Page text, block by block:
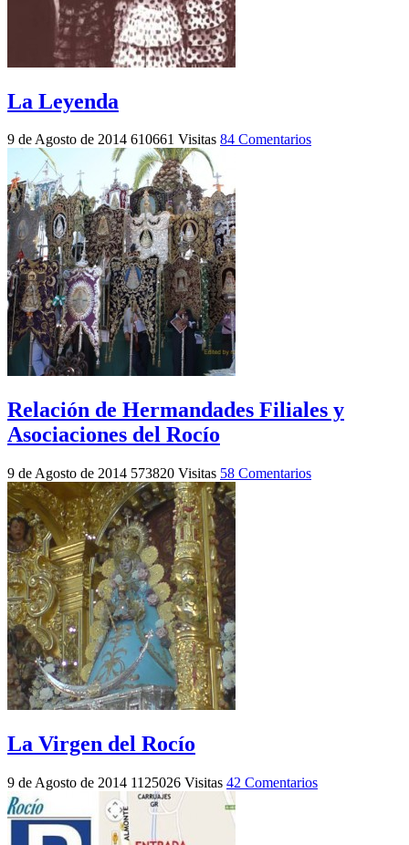
La Leyenda
9 de Agosto de 2014 610661 Visitas 84 Comentarios
Relación de Hermandades Filiales y
Asociaciones del Rocío
9 de Agosto de 2014 573820 Visitas 58 Comentarios
La Virgen del Rocío
9 de Agosto de 2014 1125026 Visitas 42 Comentarios